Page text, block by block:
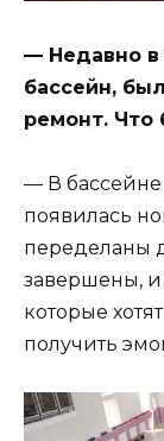
— Недавно в
бассейн,
ремонт. Что
— В бассейне
появилась
переделаны
завершены,
которые
получить